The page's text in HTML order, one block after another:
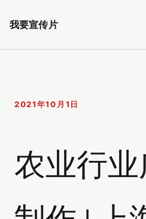
我要宣传片
2021年10月1日
农业行